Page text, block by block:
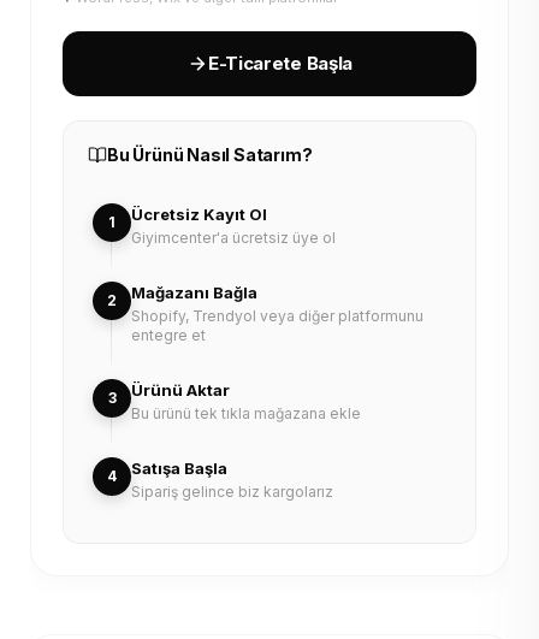
E-Ticarete Başla
Bu Ürünü Nasıl Satarım?
1 Ücretsiz Kayıt Ol
Giyimcenter'a ücretsiz üye ol
2 Mağazanı Bağla
Shopify, Trendyol veya diğer platformunu
entegre et
3 Ürünü Aktar
Bu ürünü tek tıkla mağazana ekle
4 Satışa Başla
Sipariş gelince biz kargolarız